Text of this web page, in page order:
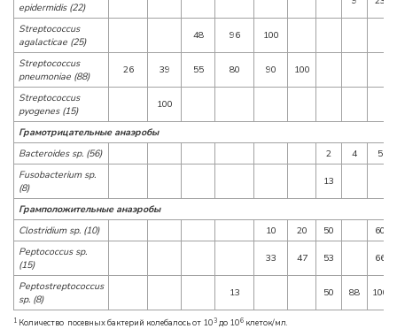
epidermidis (22)
Streptococcus
agalacticae (25)
48 96 100
Streptococcus
pneumoniae (88)
26 39 55 80 90 100
Streptococcus
pyogenes (15)
100
Грамотрицательные анаэробы
Bacteroides sp. (56)
2 4
5
Fusobacterium sp.
(8)
13
Грамположительные анаэробы
Clostridium sp. (10)
10 20 50
60
Peptococcus sp.
(15)
33 47 53 66
Peptostreptococcus
sp. (8)
13 50 88 100
1 Количество посевных бактерий колебалось от 10 3 до 106 клеток/мл.